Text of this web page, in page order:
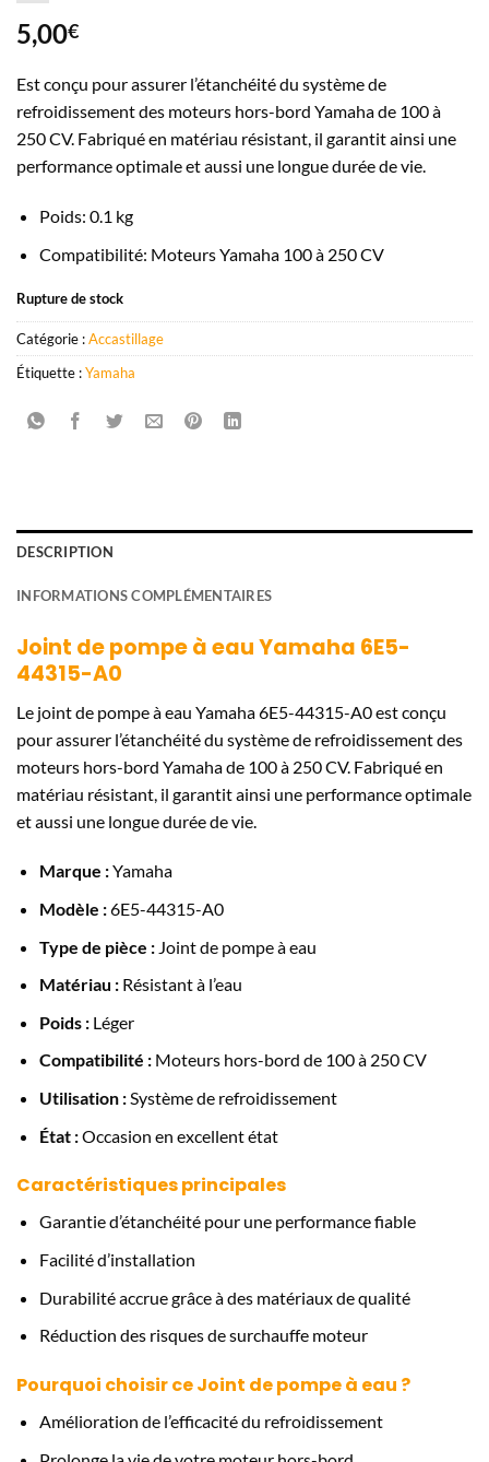
5,00€
Est conçu pour assurer l’étanchéité du système de
refroidissement des moteurs hors-bord Yamaha de 100 à
250 CV. Fabriqué en matériau résistant, il garantit ainsi une
performance optimale et aussi une longue durée de vie.
Poids: 0.1 kg
Compatibilité: Moteurs Yamaha 100 à 250 CV
Rupture de stock
Catégorie :Accastillage
Étiquette :Yamaha
DESCRIPTION
INFORMATIONS COMPLÉMENTAIRES
Joint de pompe à eau Yamaha 6E5-
44315-A0
Le joint de pompe à eau Yamaha 6E5-44315-A0 est conçu
pour assurer l’étanchéité du système de refroidissement des
moteurs hors-bord Yamaha de 100 à 250 CV. Fabriqué en
matériau résistant, il garantit ainsi une performance optimale
et aussi une longue durée de vie.
Marque :Yamaha
Modèle :6E5-44315-A0
Type de pièce :Joint de pompe à eau
Matériau :Résistant à l’eau
Poids :Léger
Compatibilité :Moteurs hors-bord de 100 à 250 CV
Utilisation :Système de refroidissement
État :Occasion en excellent état
Caractéristiques principales
Garantie d’étanchéité pour une performance fiable
Facilité d’installation
Durabilité accrue grâce à des matériaux de qualité
Réduction des risques de surchauffe moteur
Pourquoi choisir ce Joint de pompe à eau ?
Amélioration de l’efficacité du refroidissement